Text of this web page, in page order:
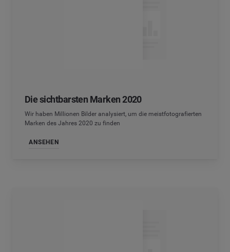
Die sichtbarsten Marken 2020
Wir haben Millionen Bilder analysiert, um die meistfotografierten
Marken des Jahres 2020 zu finden
ANSEHEN